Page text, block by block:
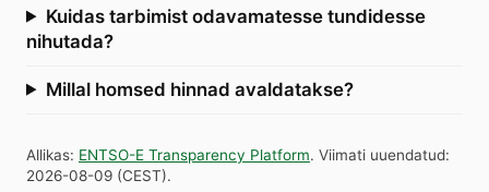
Kuidas tarbimist odavamatesse tundidesse
nihutada?
Millal homsed hinnad avaldatakse?
Allikas: ENTSO-E Transparency Platform. Viimati uuendatud:
2026-08-09 (CEST).